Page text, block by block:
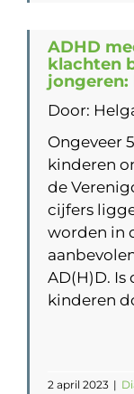
ADHD
klachten
jongeren:
Door:
Ongeveer
kinderen
de
cijfers
worden in
AD(H)D.
kinderen
2 april 2023 |